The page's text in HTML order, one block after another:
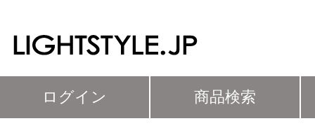
ログイン 商品検索